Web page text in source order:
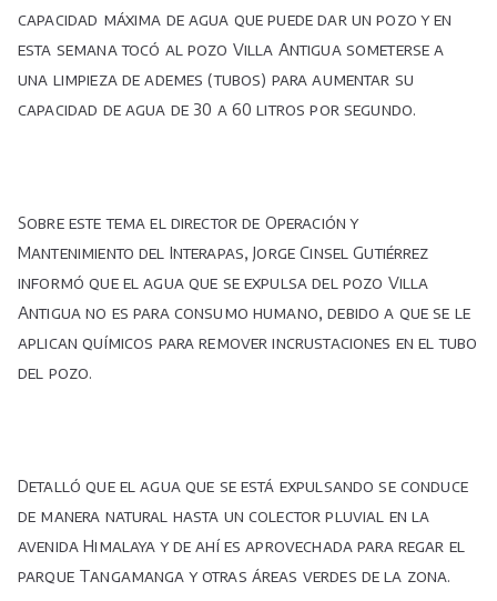
capacidad máxima de agua que puede dar un pozo y en
esta semana tocó al pozo Villa Antigua someterse a
una limpieza de ademes (tubos) para aumentar su
capacidad de agua de 30 a 60 litros por segundo.
Sobre este tema el director de Operación y
Mantenimiento del Interapas, Jorge Cinsel Gutiérrez
informó que el agua que se expulsa del pozo Villa
Antigua no es para consumo humano, debido a que se le
aplican químicos para remover incrustaciones en el tubo
del pozo.
Detalló que el agua que se está expulsando se conduce
de manera natural hasta un colector pluvial en la
avenida Himalaya y de ahí es aprovechada para regar el
parque Tangamanga y otras áreas verdes de la zona.